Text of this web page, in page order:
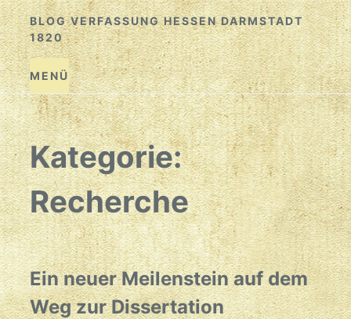
Zum
Inhalt
springen
BLOG VERFASSUNG HESSEN DARMSTADT
1820
MENÜ
Kategorie:
Recherche
Ein neuer Meilenstein auf dem
Weg zur Dissertation